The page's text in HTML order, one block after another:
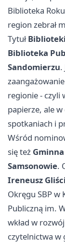
Biblioteka
region zebrał
Tytuł
Biblioteka
Sandomierzu.
regionie - czyli
papierze, ale
spotkaniach i
Wśród
się też
Samsonowie.
Ireneusz
Okręgu SBP w
Publiczną im.
wkład w
czytelnictwa w